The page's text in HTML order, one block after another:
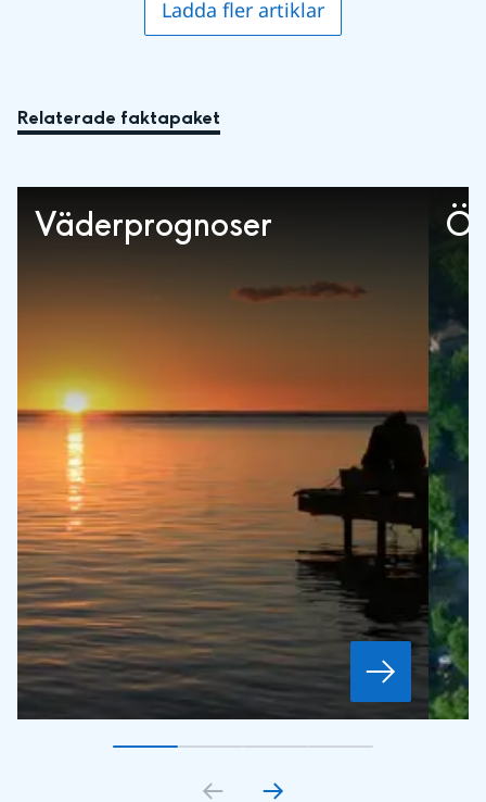
Ladda fler artiklar
Relaterade faktapaket
Väderprognoser
Gå till bildkort1
Gå till bildkort2
Gå till bildkort3
Gå till bildkort